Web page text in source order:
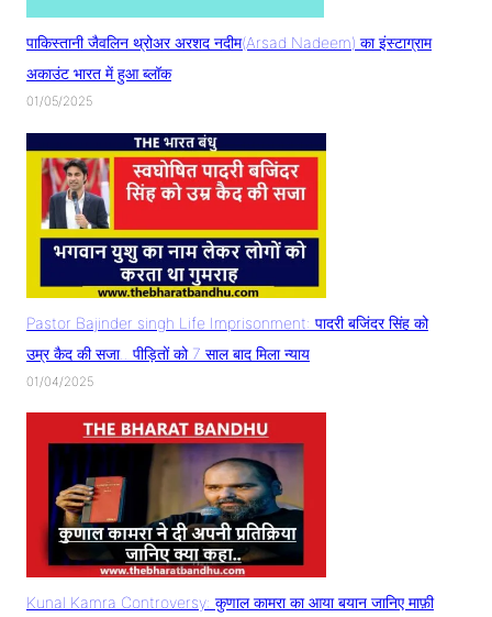
पाकिस्तानी जैवलिन थ्रोअर अरशद नदीम(Arsad Nadeem) का इंस्टाग्राम
अकाउंट भारत में हुआ ब्लॉक
01/05/2025
Pastor Bajinder singh Life Imprisonment: पादरी बजिंदर सिंह को
उम्र कैद की सजा.. पीड़ितों को 7 साल बाद मिला न्याय
01/04/2025
Kunal Kamra Controversy: कुणाल कामरा का आया बयान जानिए माफ़ी